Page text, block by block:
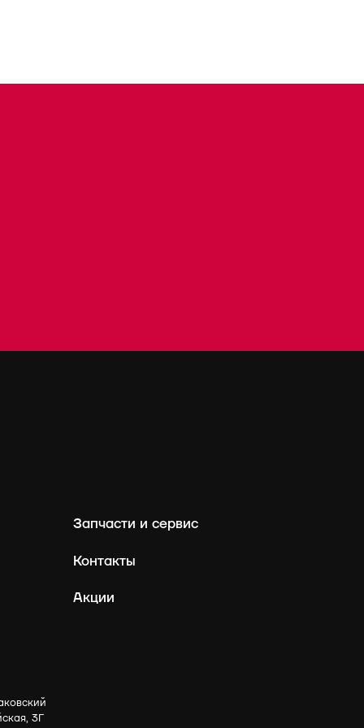
Запчасти и сервис
Контакты
Акции
3Г